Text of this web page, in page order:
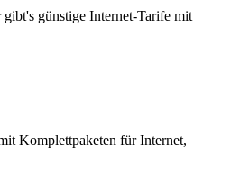
günstige Internet-Tarife mit
Komplettpaketen für Internet,